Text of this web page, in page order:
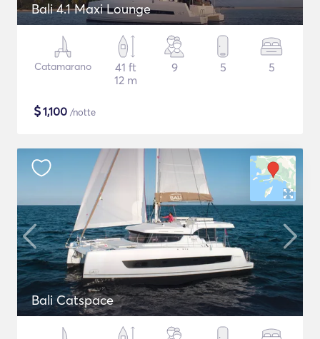
Bali 4.1 Maxi Lounge
Catamarano
41 ft
12 m
9 5 5
$1,100 /notte
Bali Catspace